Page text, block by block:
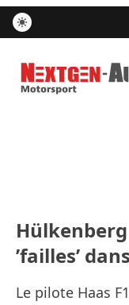
Nextgen-
’failles’
Le pilote Haas